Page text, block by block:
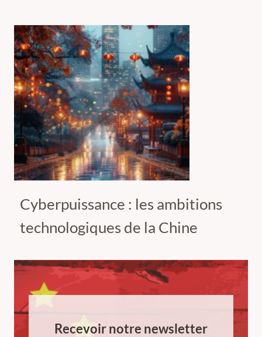
Cyberpuissance : les ambitions
technologiques de la Chine
Recevoir notre newsletter